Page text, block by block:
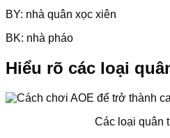
BY: nhà quân xọc xiên
BK: nhà pháo
Hiểu rõ các loại
Các loại quân